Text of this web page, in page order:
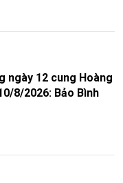
ngày 12 cung Hoàng
8/2026: Bảo Bình